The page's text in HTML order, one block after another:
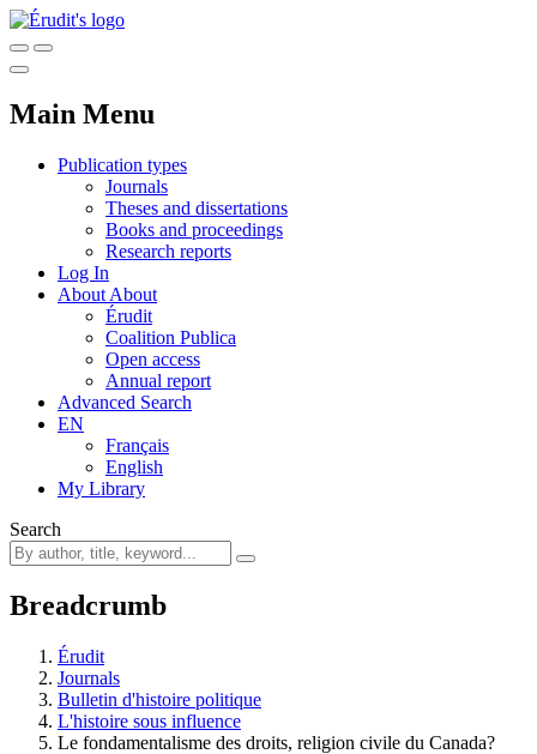
Main Menu
Publication types
Journals
Theses and dissertations
Books and proceedings
Research reports
Log In
About About
Érudit
Coalition Publica
Open access
Annual report
Advanced Search
EN
Français
English
My Library
Search
Breadcrumb
Érudit
Journals
Bulletin d'histoire politique
L'histoire sous influence
Le fondamentalisme des droits, religion civile du Canada?